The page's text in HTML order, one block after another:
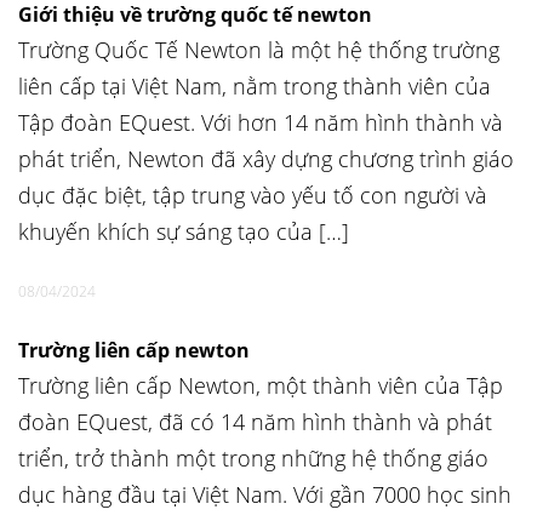
Giới thiệu về trường quốc tế newton
Trường Quốc Tế Newton là một hệ thống trường
liên cấp tại Việt Nam, nằm trong thành viên của
Tập đoàn EQuest. Với hơn 14 năm hình thành và
phát triển, Newton đã xây dựng chương trình giáo
dục đặc biệt, tập trung vào yếu tố con người và
khuyến khích sự sáng tạo của […]
08/04/2024
Trường liên cấp newton
Trường liên cấp Newton, một thành viên của Tập
đoàn EQuest, đã có 14 năm hình thành và phát
triển, trở thành một trong những hệ thống giáo
dục hàng đầu tại Việt Nam. Với gần 7000 học sinh